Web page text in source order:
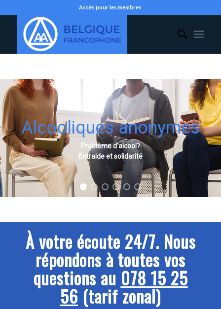
Accès pour les membres
Alcooliques anonymes
Problème d'alcool?
Entraide et solidarité
À votre écoute 24/7. Nous
répondons à toutes vos
questions au 078 15 25
56 (tarif zonal)